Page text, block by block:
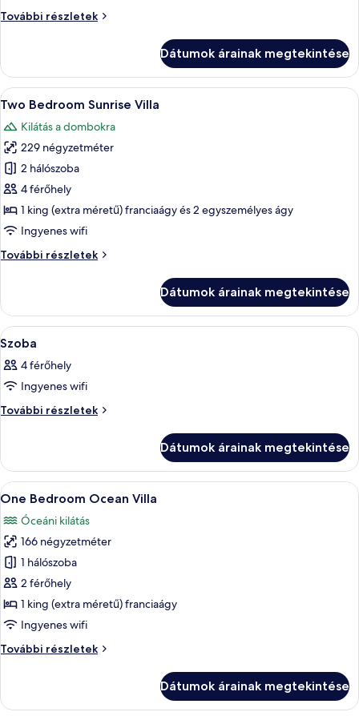
Pool
További részletek
Two
további
részletei
Dátumok árainak megtekintése
A
következő
szoba
összes
képének
megtekintése:
Two
Bedroom
Sunrise
Villa
Egy modern szállodai szoba,
22
Two Bedroom Sunrise Villa
Kilátás a dombokra
229 négyzetméter
2 hálószoba
4 férőhely
1 king (extra méretű) franciaágy és 2 egyszemélyes ágy
Ingyenes wifi
További részletek
Two
további
részletei
Dátumok árainak megtekintése
A
következő
szoba
összes
képének
Prémium ágynemű, minibár, széf a
3
Szoba
4 férőhely
Ingyenes wifi
További részletek
Szoba
Dátumok árainak megtekintése
A
következő
szoba
összes
képének
megtekintése:
One
Bedroom
Ocean
Villa
Egy modern szállodaszoba,
20
One Bedroom Ocean Villa
Óceáni kilátás
166 négyzetméter
1 hálószoba
2 férőhely
1 king (extra méretű) franciaágy
Ingyenes wifi
További részletek
One
további
Dátumok árainak megtekintése